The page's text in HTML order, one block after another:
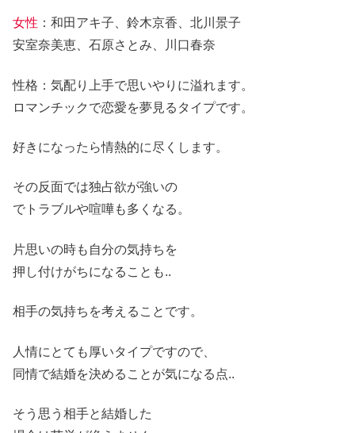
女性 ：和田アキ子、鈴木京香、北川景子
安室奈美恵、石原さとみ、川口春奈
性格：気配り上手で思いやりに溢れます。
ロマンチックで恋愛を夢見るタイプです。
好きになったら情熱的に尽くします。
その反面では独占欲が強いの
でトラブルや喧嘩も多くなる。
片思いの時も自分の気持ちを
押し付けがちになることも..
相手の気持ちを考えることです。
人情にとても厚いタイプですので、
同情で結婚を決めることが気になる点..
そう思う相手と結婚した